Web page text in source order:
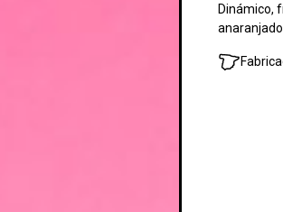
Dinámico,